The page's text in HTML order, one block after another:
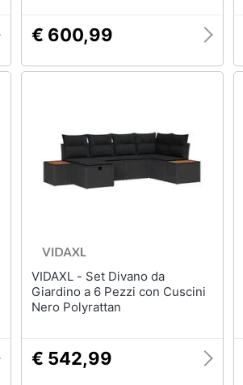
€ 600,99
VIDAXL - Set Divano da
Giardino a 6 Pezzi con Cuscini
Nero Polyrattan
€ 542,99